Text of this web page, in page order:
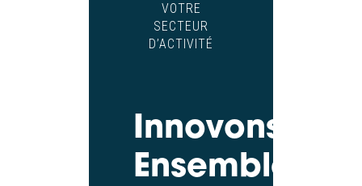
VOTRE
SECTEUR
D’ACTIVITÉ
Innovons
Ensemble